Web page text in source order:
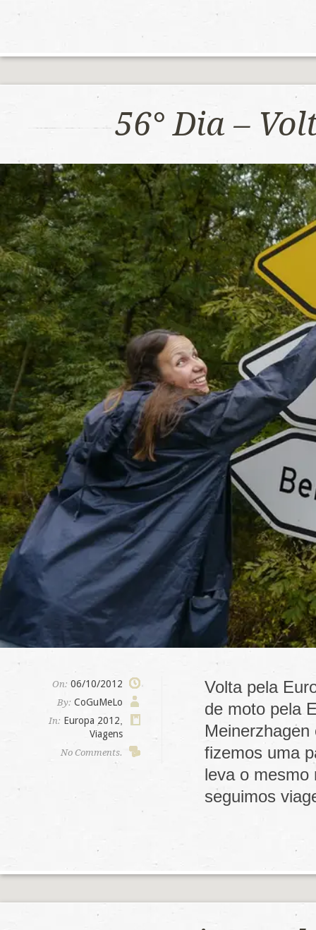
56° Dia –
On: 06/10/2012
By: CoGuMeLo
In: Europa 2012
Viagens
No Comments.
Volta pela
de moto pela
fizemos uma
leva o mesmo
seguimos